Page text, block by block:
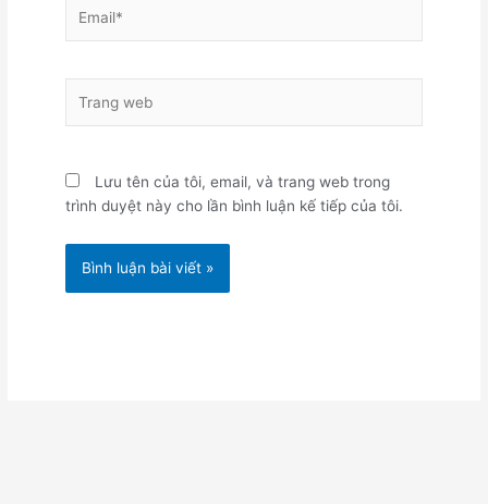
web
Lưu tên của tôi, email, và trang web trong
trình duyệt này cho lần bình luận kế tiếp của tôi.